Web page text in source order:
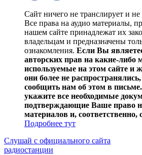
Сайт ничего не транслирует и не
Все права на аудио материалы,
нашем сайте принадлежат их
владельцам и предназначены
ознакомления. Если Вы
авторских прав на какие-либо
используемые на этом сайте и
они более не
сообщить нам об этом в
укажите все необходимые
подтверждающие Ваше право
материалов и, соответственно,
Подробнее тут
Слушай с официального сайта
радиостанции